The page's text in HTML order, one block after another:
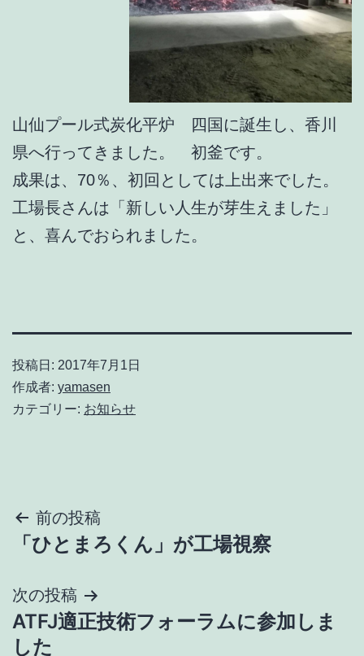
山仙プール式炭化平炉 四国に誕生し、香川
県へ行ってきました。 初釜です。
成果は、70％、初回としては上出来でした。
工場長さんは「新しい人生が芽生えました」
と、喜んでおられました。
投稿日: 2017年7月1日
作成者: yamasen
カテゴリー: お知らせ
投
稿
ナ
ビ
前の投稿
「ひとまろくん」が工場視察
次の投稿
ATFJ適正技術フォーラムに参加しま
した